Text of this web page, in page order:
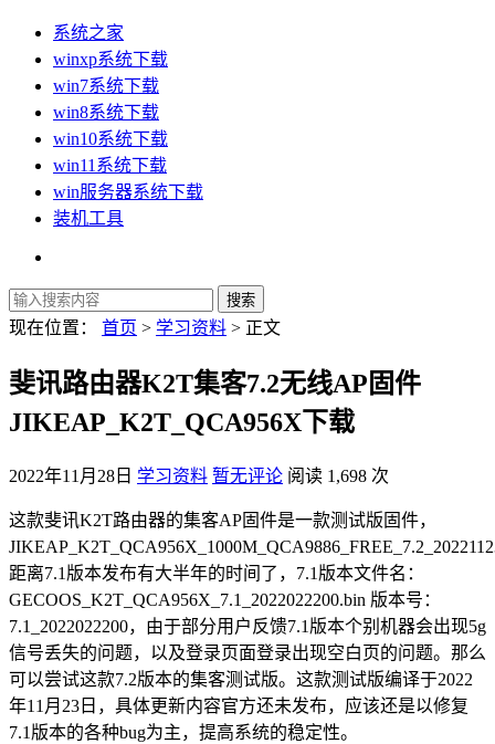
系统之家
winxp系统下载
win7系统下载
win8系统下载
win10系统下载
win11系统下载
win服务器系统下载
装机工具
现在位置： 首页 > 学习资料 > 正文
斐讯路由器K2T集客7.2无线AP固件
JIKEAP_K2T_QCA956X下载
2022年11月28日 学习资料 暂无评论 阅读 1,698 次
这款斐讯K2T路由器的集客AP固件是一款测试版固件，
距离7.1版本发布有大半年的时间了，7.1版本文件名：
GECOOS_K2T_QCA956X_7.1_2022022200.bin 版本号：
7.1_2022022200，由于部分用户反馈7.1版本个别机器会出现5g
信号丢失的问题，以及登录页面登录出现空白页的问题。那么
可以尝试这款7.2版本的集客测试版。这款测试版编译于2022
年11月23日，具体更新内容官方还未发布，应该还是以修复
7.1版本的各种bug为主，提高系统的稳定性。